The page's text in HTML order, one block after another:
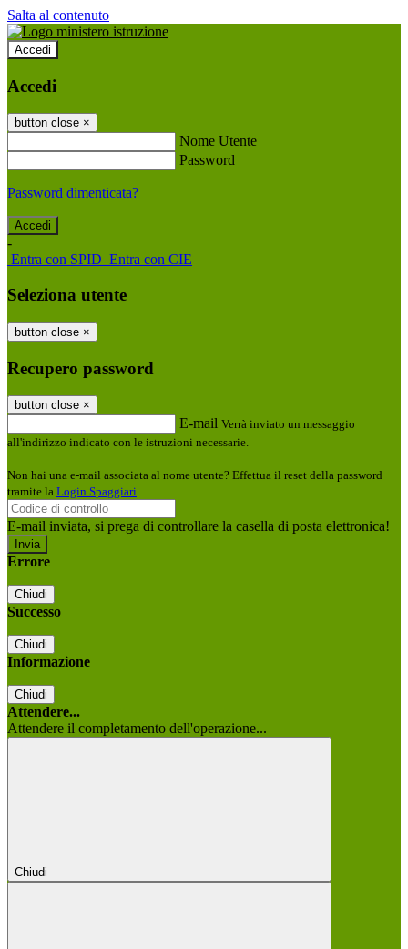
Salta al contenuto
Accedi
Accedi
button close ×
Nome Utente
Password
Password dimenticata?
-
Entra con SPID Entra con CIE
Seleziona utente
button close ×
Recupero password
button close ×
E-mail Verrà inviato un messaggio
all'indirizzo indicato con le istruzioni necessarie.
Non hai una e-mail associata al nome utente? Effettua il reset della password
tramite la Login Spaggiari
E-mail inviata, si prega di controllare la casella di posta elettronica!
Errore
Chiudi
Successo
Chiudi
Informazione
Chiudi
Attendere...
Attendere il completamento dell'operazione...
Chiudi